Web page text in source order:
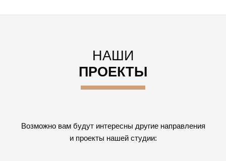
НАШИ
ПРОЕКТЫ
Возможно вам будут интересны другие направления
и проекты нашей студии: